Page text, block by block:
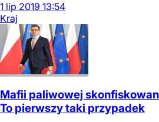
1 lip 2019 13:54
Kraj
Mafii paliwowej
To pierwszy taki przypadek